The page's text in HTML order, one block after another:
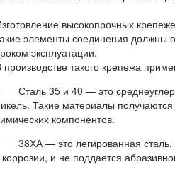
высокопрочных
элементы соединения должны
эксплуатации.
производстве такого крепежа
Сталь 35 и 40 — это
Такие материалы
компонентов.
38ХА — это легированная сталь,
коррозии, и не поддается